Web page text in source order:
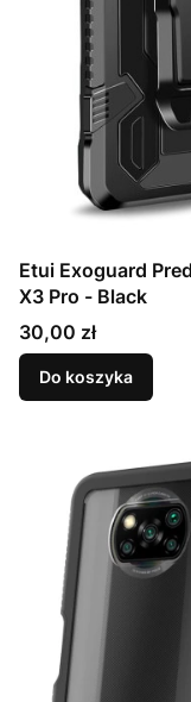
Etui Exoguard
X3 Pro - Black
Cena
30,00 zł
Do koszyka